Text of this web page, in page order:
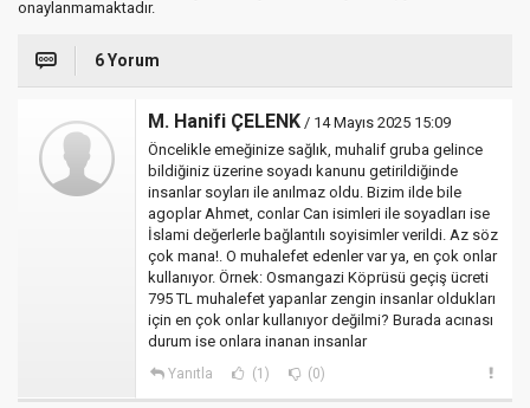
onaylanmamaktadır.
6 Yorum
M. Hanifi ÇELENK / 14 Mayıs 2025 15:09
Öncelikle emeğinize sağlık, muhalif gruba gelince
bildiğiniz üzerine soyadı kanunu getirildiğinde
insanlar soyları ile anılmaz oldu. Bizim ilde bile
agoplar Ahmet, conlar Can isimleri ile soyadları ise
İslami değerlerle bağlantılı soyisimler verildi. Az söz
çok mana!. O muhalefet edenler var ya, en çok onlar
kullanıyor. Örnek: Osmangazi Köprüsü geçiş ücreti
795 TL muhalefet yapanlar zengin insanlar oldukları
için en çok onlar kullanıyor değilmi? Burada acınası
durum ise onlara inanan insanlar
Yanıtla (1) (0)